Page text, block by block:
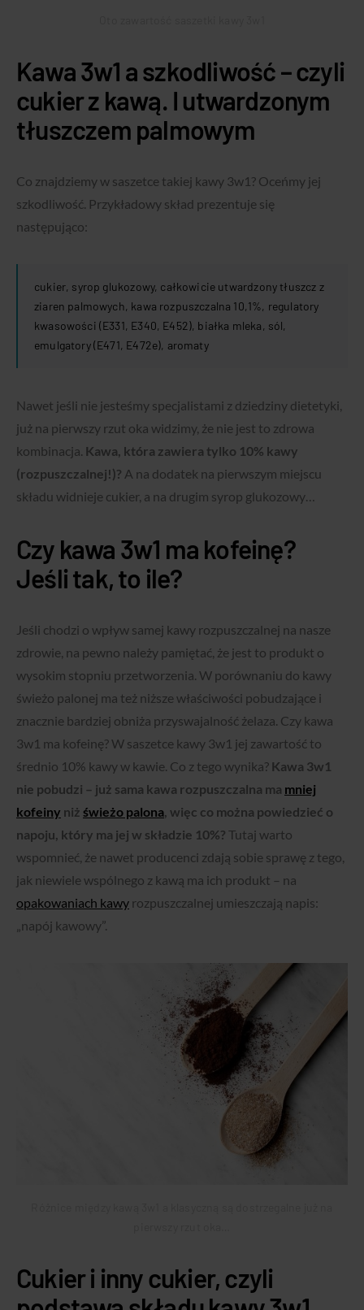
Kawa 3w1 a szkodliwość – czyli
cukier z kawą. I utwardzonym
tłuszczem palmowym
Co znajdziemy w saszetce takiej kawy 3w1? Oceńmy jej
szkodliwość. Przykładowy skład prezentuje się
następująco:
cukier, syrop glukozowy, całkowicie utwardzony tłuszcz z
ziaren palmowych, kawa rozpuszczalna 10,1%, regulatory
kwasowości (E331, E340, E452), białka mleka, sól,
emulgatory (E471, E472e), aromaty
Nawet jeśli nie jesteśmy specjalistami z dziedziny dietetyki,
już na pierwszy rzut oka widzimy, że nie jest to zdrowa
kombinacja. Kawa, która zawiera tylko 10% kawy
(rozpuszczalnej!)? A na dodatek na pierwszym miejscu
składu widnieje cukier, a na drugim syrop glukozowy…
Czy kawa 3w1 ma kofeinę?
Jeśli tak, to ile?
Jeśli chodzi o wpływ samej kawy rozpuszczalnej na nasze
zdrowie, na pewno należy pamiętać, że jest to produkt o
wysokim stopniu przetworzenia. W porównaniu do kawy
świeżo palonej ma też niższe właściwości pobudzające i
znacznie bardziej obniża przyswajalność żelaza. Czy kawa
3w1 ma kofeinę? W saszetce kawy 3w1 jej zawartość to
średnio 10% kawy w kawie. Co z tego wynika? Kawa 3w1
nie pobudzi – już sama kawa rozpuszczalna ma mniej
kofeiny niż świeżo palona, więc co można powiedzieć o
napoju, który ma jej w składzie 10%? Tutaj warto
wspomnieć, że nawet producenci zdają sobie sprawę z tego,
jak niewiele wspólnego z kawą ma ich produkt – na
opakowaniach kawy rozpuszczalnej umieszczają napis:
„napój kawowy”.
Cukier i inny cukier, czyli